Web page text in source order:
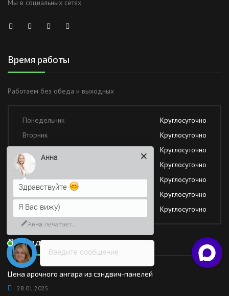
Мы в социальных сетях
Время работы
Работаем без обеда и выходных
Понедельник
Круглосуточно
Вторник
Круглосуточно
Круглосуточно
Четверг
Круглосуточно
Пятница
Круглосуточно
Суббота
Круглосуточно
Воскресение
Круглосуточно
Последние новости
Цена арочного ангара из сэндвич-панелей
28.01.2025
Введите сообщение
Анна
Здравствуйте
Я Вас вижу)
Анна печатает...